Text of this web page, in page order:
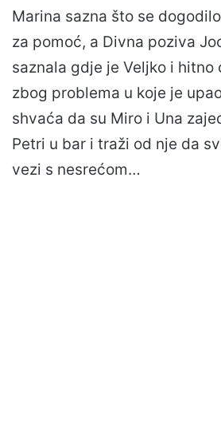
Marina sazna što se
za pomoć, a Divna poziva
saznala gdje je Veljko i hitno
zbog problema u koje je
shvaća da su Miro i Una
Petri u bar i traži od nje da
vezi s nesrećom…